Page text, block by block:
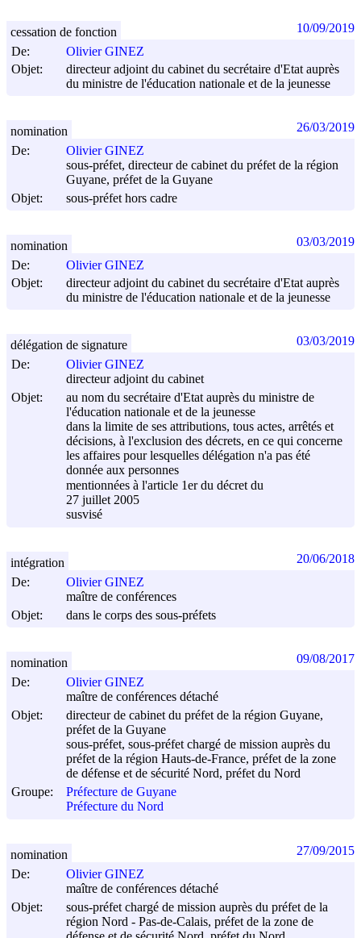
De:
Olivier GINEZ
Objet:
directeur adjoint du cabinet du secrétaire d'Etat auprès
du ministre de l'éducation nationale et de la jeunesse
cessation de fonction 10/09/2019
De:
Olivier GINEZ
sous-préfet, directeur de cabinet du préfet de la région
Guyane, préfet de la Guyane
Objet:
sous-préfet hors cadre
nomination 26/03/2019
De:
Olivier GINEZ
Objet:
directeur adjoint du cabinet du secrétaire d'Etat auprès
du ministre de l'éducation nationale et de la jeunesse
nomination 03/03/2019
De:
Olivier GINEZ
directeur adjoint du cabinet
Objet:
au nom du secrétaire d'Etat auprès du ministre de
l'éducation nationale et de la jeunesse
dans la limite de ses attributions, tous actes, arrêtés et
décisions, à l'exclusion des décrets, en ce qui concerne
les affaires pour lesquelles délégation n'a pas été
donnée aux personnes
mentionnées à l'article 1er du décret du
27 juillet 2005
susvisé
délégation de signature 03/03/2019
De:
Olivier GINEZ
maître de conférences
Objet:
dans le corps des sous-préfets
intégration 20/06/2018
De:
Olivier GINEZ
maître de conférences détaché
Objet:
directeur de cabinet du préfet de la région Guyane,
préfet de la Guyane
sous-préfet, sous-préfet chargé de mission auprès du
préfet de la région Hauts-de-France, préfet de la zone
de défense et de sécurité Nord, préfet du Nord
Groupe:
Préfecture de Guyane
Préfecture du Nord
nomination 09/08/2017
De:
Olivier GINEZ
maître de conférences détaché
Objet:
sous-préfet chargé de mission auprès du préfet de la
région Nord - Pas-de-Calais, préfet de la zone de
nomination 27/09/2015